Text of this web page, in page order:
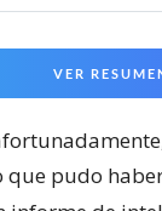
VER
que pudo